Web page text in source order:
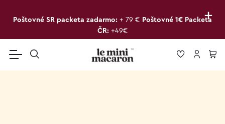
+
Poštovné SR packeta zadarmo: + 79 € Poštovné 1€ Packeta
ČR: +49€